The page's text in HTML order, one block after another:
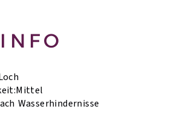
Mittel
Wasserhindernisse